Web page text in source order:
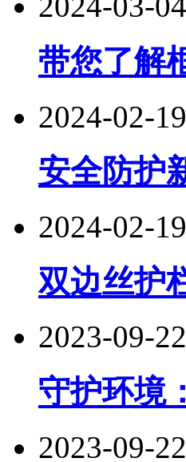
带您了解
2024-02-19
安全防护
2024-02-19
双边丝护
2023-09-22
守护环境
2023-09-22